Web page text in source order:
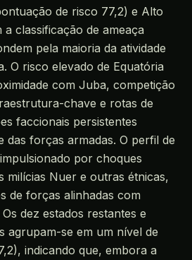
de risco 77,2) e Alto
classificação de ameaça
pela maioria da atividade
O risco elevado de Equatória
com Juba, competição
chave e rotas de
faccionais persistentes
das forças armadas. O perfil de
por choques
milícias Nuer e outras étnicas,
de forças alinhadas com
dez estados restantes e
agrupam-se em um nível de
indicando que, embora a